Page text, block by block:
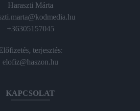
Haraszti Márta
+36305157045
terjesztés:
elofiz@haszon.hu
KAPCSOLAT